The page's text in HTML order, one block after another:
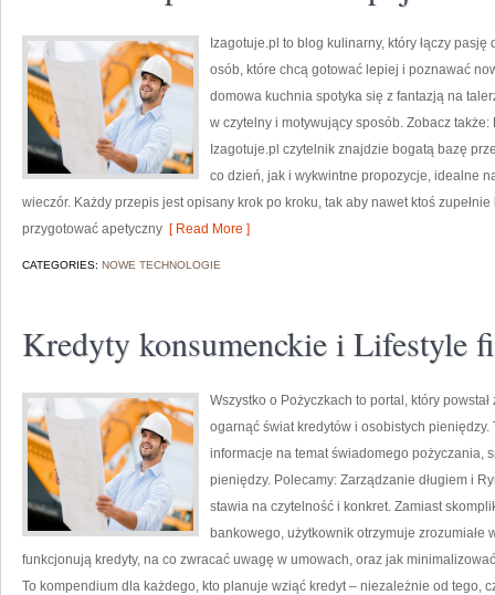
Izagotuje.pl to blog kulinarny, który łączy
osób, które chcą gotować lepiej i poznawać
domowa kuchnia spotyka się z fantazją na
w czytelny i motywujący sposób. Zobacz
Izagotuje.pl czytelnik znajdzie bogatą bazę
co dzień, jak i wykwintne propozycje, idealne
wieczór. Każdy przepis jest opisany krok po kroku, tak aby nawet ktoś
przygotować apetyczny [ Read More ]
CATEGORIES: NOWE TECHNOLOGIE
Kredyty konsumenckie i Lifestyle
Wszystko o Pożyczkach to portal, który
ogarnąć świat kredytów i osobistych
informacje na temat świadomego pożyczania,
pieniędzy. Polecamy: Zarządzanie długiem i
stawia na czytelność i konkret. Zamiast
bankowego, użytkownik otrzymuje zrozumiałe
funkcjonują kredyty, na co zwracać uwagę w umowach, oraz jak
To kompendium dla każdego, kto planuje wziąć kredyt – niezależnie od tego,